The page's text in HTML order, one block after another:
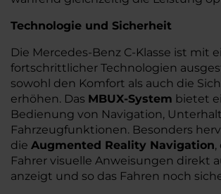
Technologie und Sicherheit
Die Mercedes-Benz C-Klasse ist mit
fortschrittlicher Technologien
sowohl den Komfort als auch die
erhöhen. Das MBUX-System bietet
Bedienung von Navigation,
Fahrzeugfunktionen. Besonders
die Augmented Reality Navigation,
Fahrer visuelle Anweisungen direkt
anzeigt und so das Fahren noch